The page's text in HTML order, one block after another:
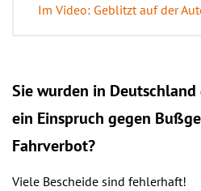
Im Video: Geblitzt auf der
Sie wurden in
ein Einspruch gegen
Fahrverbot?
Viele Bescheide sind fehlerhaft!